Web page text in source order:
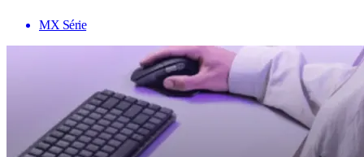
MX Série